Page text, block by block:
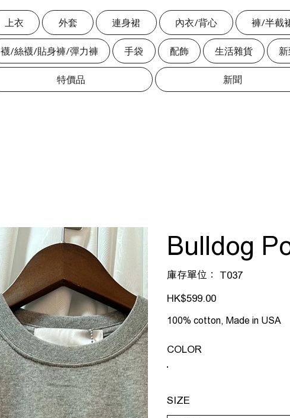
上衣 外套 連身裙 內衣/背心 褲/半截
襪/絲襪/貼身褲/彈力褲 手袋 配飾 生活雜貨
特價品 新聞
Bulldog
庫存單位：
SKU
T037
T037
價
格HK$599.00
100% cotton, Made in USA
COLOR
SIZE